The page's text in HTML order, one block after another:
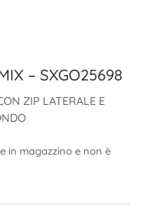
– SXGO25698
ZIP LATERALE E
in magazzino e non è